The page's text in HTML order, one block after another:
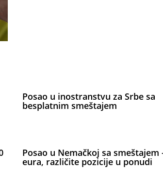
Posao u inostranstvu za Srbe sa
besplatnim smeštajem
Posao u Nemačkoj sa smeštajem
eura, različite pozicije u ponudi